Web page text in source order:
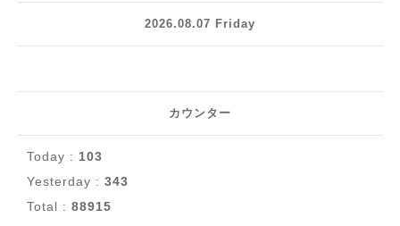
2026.08.07 Friday
カウンター
Today : 103
Yesterday : 343
Total : 88915